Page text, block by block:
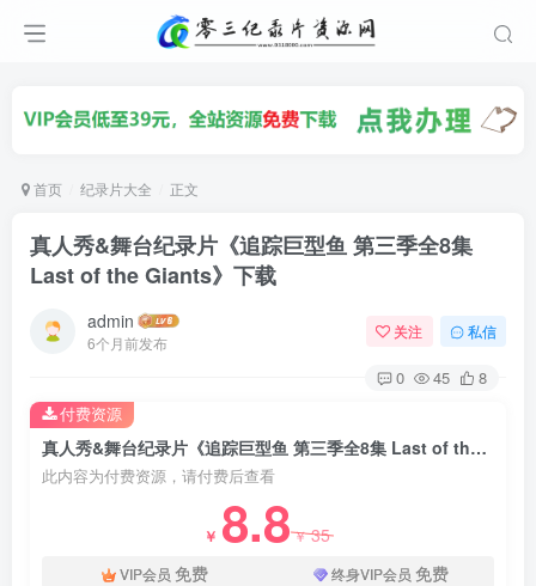
首页 纪录片大全 正文
真人秀&舞台纪录片《追踪巨型鱼 第三季全8集
Last of the Giants》下载
admin
6个月前发布
关注 私信
0 45 8
真人秀&舞台纪录片《追踪巨型鱼 第三季全8集 Last of the Giants》下载
此内容为付费资源，请付费后查看
￥ 8.8￥35
VIP会员 免费 终身VIP会员 免费
付费资源